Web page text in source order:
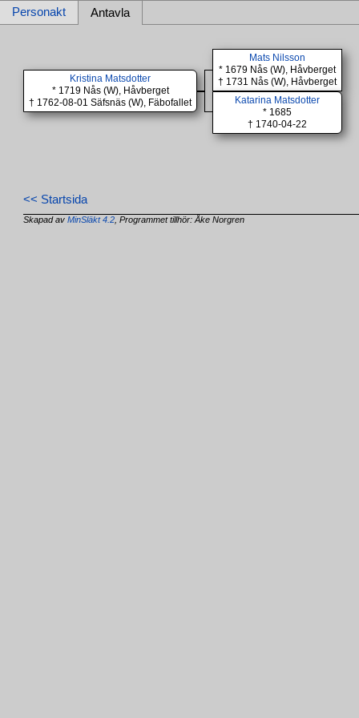
Personakt Antavla
Kristina Matsdotter
* 1719 Nås (W), Håvberget
† 1762-08-01 Säfsnäs (W), Fäbofallet
Mats Nilsson
* 1679 Nås (W), Håvberget
† 1731 Nås (W), Håvberget
Katarina Matsdotter
* 1685
† 1740-04-22
<< Startsida
Skapad avMinSläkt 4.2 , Programmet tillhör: Åke Norgren